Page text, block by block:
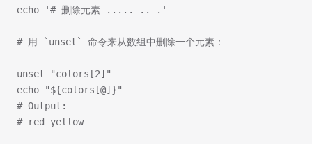
echo '# 删除元素 ..... .. .'
# 用 `unset` 命令来从数组中删除一个元素：
unset "colors[2]"
echo "${colors[@]}"
# Output:
# red yellow